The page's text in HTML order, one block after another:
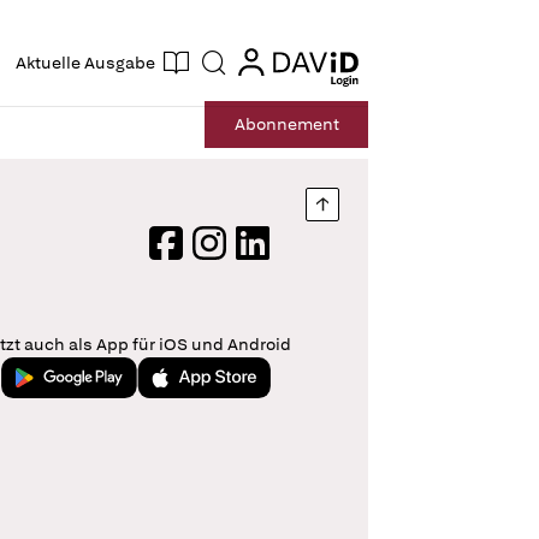
Aktuelle Ausgabe Suche login
login
Abonnement
Nach oben springen
FacebookInstagram
LinkedIn
auch als App für iOS und Android
Jetzt bei Google PlayLaden im App Store